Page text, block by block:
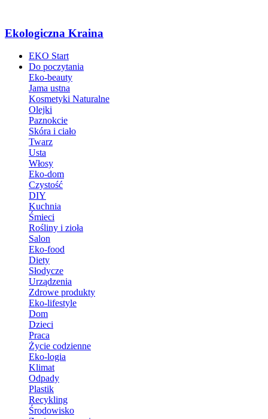
Ekologiczna Kraina
EKO Start
Do poczytania
Eko-beauty
Jama ustna
Kosmetyki Naturalne
Olejki
Paznokcie
Skóra i ciało
Twarz
Usta
Włosy
Eko-dom
Czystość
DIY
Kuchnia
Śmieci
Rośliny i zioła
Salon
Eko-food
Diety
Słodycze
Urządzenia
Zdrowe produkty
Eko-lifestyle
Dom
Dzieci
Praca
Życie codzienne
Eko-logia
Klimat
Odpady
Plastik
Recykling
Środowisko